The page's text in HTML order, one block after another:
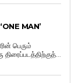
MAN’
பெரும்